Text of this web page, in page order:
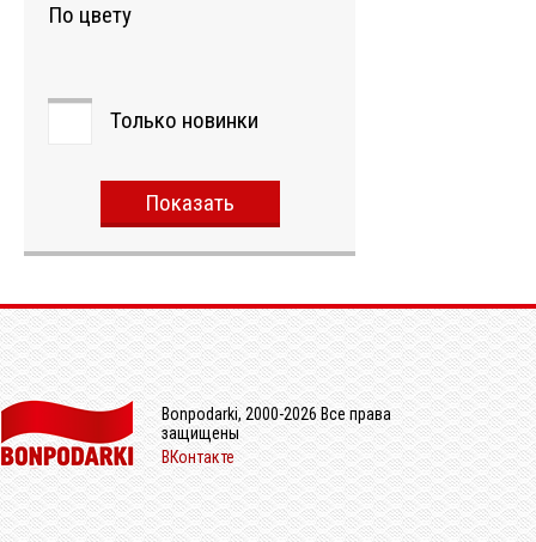
По цвету
Только новинки
Показать
Bonpodarki, 2000-2026 Все права
защищены
ВКонтакте